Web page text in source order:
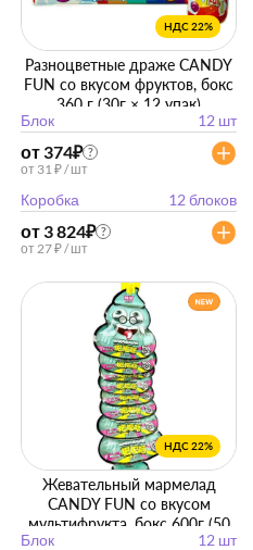
НДС 22%
Разноцветные драже CANDY
FUN со вкусом фруктов, бокс
360 г (30г × 12 упак)
Блок
12 шт
от 374₽ ?
от 31 ₽ / шт
Коробка 12 блоков
от 3 824₽ ?
от 27 ₽ / шт
НДС 22%
Жевательный мармелад
CANDY FUN со вкусом
мультифрукта, бокс 600г (50
Блок 12 шт